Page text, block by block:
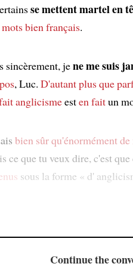
se mettent martel en
mots bien français.
sincèrement, jene me suis
, Luc. D'autant plus que
anglicismeesten faitun
bien sûrqu'énormément
ce que tu veux dire, c'est
sous la forme « d'
Continue the